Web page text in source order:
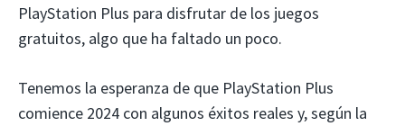
PlayStation Plus para disfrutar de los juegos
gratuitos, algo que ha faltado un poco.
Tenemos la esperanza de que PlayStation Plus
comience 2024 con algunos éxitos reales y, según la